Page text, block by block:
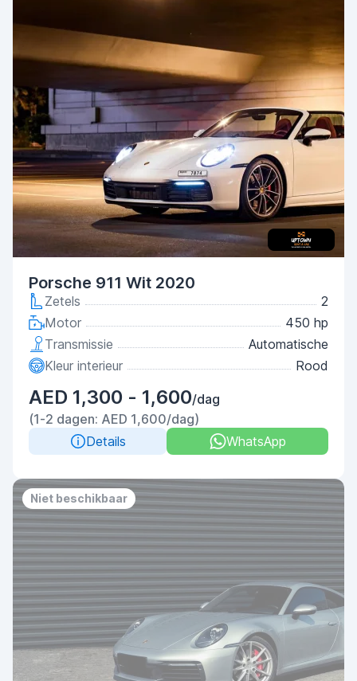
Porsche 911 Wit 2020
Zetels
2
Motor
450 hp
Transmissie
Automatische
Kleur interieur
Rood
AED 1,300 - 1,600/dag
(1-2 dagen: AED 1,600/dag)
Details
WhatsApp
Niet beschikbaar